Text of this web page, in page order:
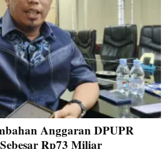
Anggaran DPUPR
Rp73 Miliar